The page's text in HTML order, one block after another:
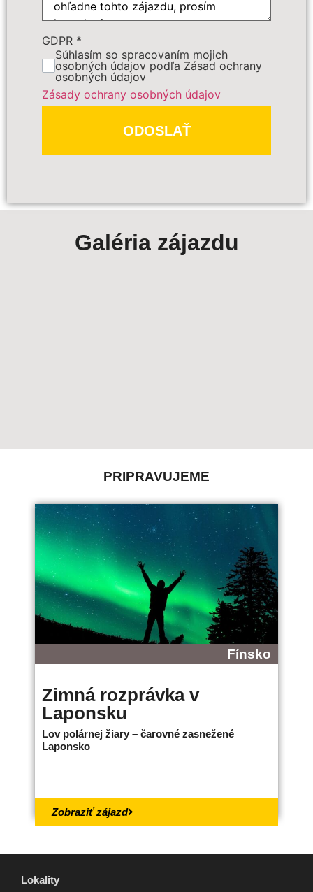
GDPR *
Súhlasím so spracovaním mojich
osobných údajov podľa Zásad ochrany
osobných údajov
Zásady ochrany osobných údajov
ODOSLAŤ
Galéria zájazdu
PRIPRAVUJEME
Fínsko
Zimná rozprávka v
Laponsku
Lov polárnej žiary – čarovné zasnežené
Laponsko
Zobraziť zájazd
Lokality